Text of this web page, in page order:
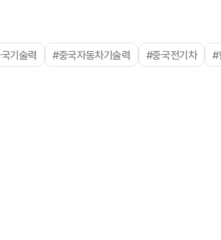
기술력 #중국자동차기술력 #중국전기차 #